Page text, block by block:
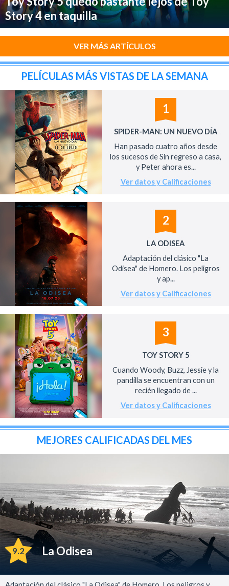
Story 4 en taquilla
VER MÁS ARTÍCULOS
PELÍCULAS MÁS VISTAS DE LA SEMANA
1
SPIDER-MAN: UN NUEVO DÍA
Han pasado cuatro años desde
los sucesos de Sin regreso a casa,
y Peter ahora es...
Ver datos y Calificaciones
2
LA ODISEA
Adaptación del clásico "La
Odisea" de Homero. Los peligros
y ap...
Ver datos y Calificaciones
3
TOY STORY 5
Cuando Woody, Buzz, Jessie y la
pandilla se encuentran con un
recién llegado de ...
Ver datos y Calificaciones
MEJORES CALIFICADAS DEL MES
9.2 La Odisea